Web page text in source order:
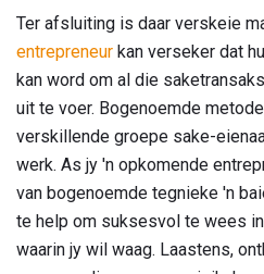
Ter afsluiting is daar verskeie
entrepreneur kan verseker dat
kan word om al die
uit te voer. Bogenoemde
verskillende groepe sake-
werk. As jy 'n opkomende
van bogenoemde tegnieke 'n
te help om suksesvol te wees
waarin jy wil waag. Laastens,